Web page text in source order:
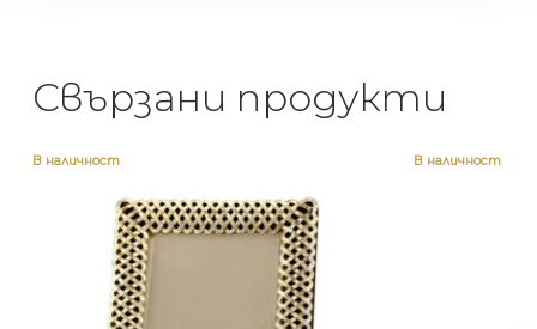
Свързани продукти
В наличност В наличност